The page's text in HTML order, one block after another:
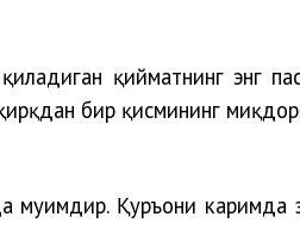
қийматнинг энг
бир қисмининг
Қуръони каримда